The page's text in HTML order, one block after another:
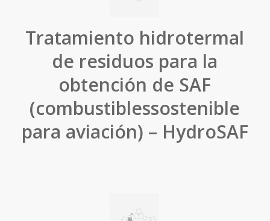
Tratamiento hidrotermal
de residuos para la
obtención de SAF
(combustiblessostenible
para aviación) – HydroSAF